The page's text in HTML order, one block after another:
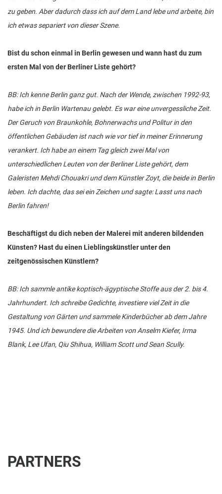
zu geben. Aber dadurch dass ich auf dem Land lebe und arbeite, bin
ich etwas separiert von dieser Szene.
Bist du schon einmal in Berlin gewesen und wann hast du zum
ersten Mal von der Berliner Liste gehört?
BB: Ich kenne Berlin ganz gut. Nach der Wende, zwischen 1992-93,
habe ich in Berlin Wartenau gelebt. Es war eine unvergessliche Zeit.
Der Geruch von Braunkohle, Bohnerwachs und Politur in den
öffentlichen Gebäuden ist nach wie vor tief in meiner Erinnerung
verankert. Ich habe an einem Tag gleich zwei Mal von
unterschiedlichen Leuten von der Berliner Liste gehört, dem
Galeristen Mehdi Chouakri und dem Künstler Zoyt, die beide in Berlin
leben. Ich dachte, das sei ein Zeichen und sagte: Lasst uns nach
Berlin fahren!
Beschäftigst du dich neben der Malerei mit anderen bildenden
Künsten? Hast du einen Lieblingskünstler unter den
zeitgenössischen Künstlern?
BB: Ich sammle antike koptisch-ägyptische Stoffe aus der 2. bis 4.
Jahrhundert. Ich schreibe Gedichte, investiere viel Zeit in die
Gestaltung von Gärten und sammele Kinderbücher ab dem Jahre
1945. Und ich bewundere die Arbeiten von Anselm Kiefer, Irma
Blank, Lee Ufan, Qiu Shihua, William Scott und Sean Scully.
PARTNERS